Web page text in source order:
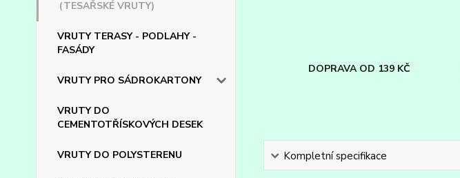
(TESAŘSKÉ VRUTY)
VRUTY TERASY - PODLAHY -
FASÁDY
VRUTY PRO SÁDROKARTONY
VRUTY DO
CEMENTOTŘÍSKOVÝCH DESEK
VRUTY DO POLYSTERENU
DOPRAVA OD 139 KČ
Kompletní specifikace